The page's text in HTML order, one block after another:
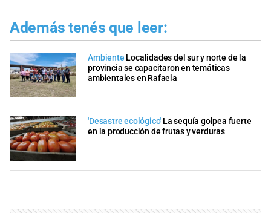
Además tenés que leer:
Ambiente Localidades del sur y norte de la
provincia se capacitaron en temáticas
ambientales en Rafaela
'Desastre ecológico' La sequía golpea fuerte
en la producción de frutas y verduras